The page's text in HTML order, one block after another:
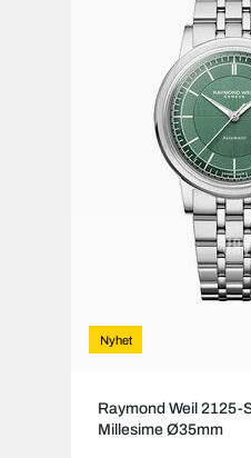
Nyhet
Raymond Weil 2125-
Millesime Ø35mm